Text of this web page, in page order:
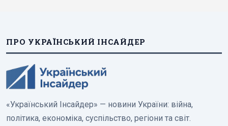
ПРО УКРАЇНСЬКИЙ ІНСАЙДЕР
«Український Інсайдер» — новини України: війна,
політика, економіка, суспільство, регіони та світ.